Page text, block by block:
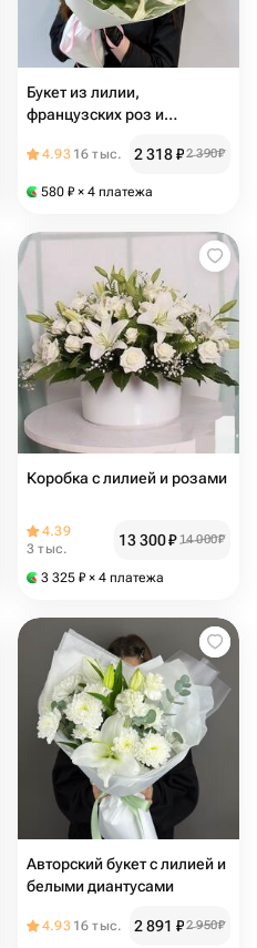
Букет из лилии,
французских роз и
4.93 16 тыс. 2 318₽2 390₽
580 ₽ × 4 платежа
Коробка с лилией и розами
4.39
3 тыс.
13 300₽ 14 000₽
3 325 ₽ × 4 платежа
Авторский букет с лилией и
белыми диантусами
4.93 16 тыс. 2 891 ₽2 950₽